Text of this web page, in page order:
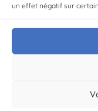
un effet négatif sur
© Mairie de